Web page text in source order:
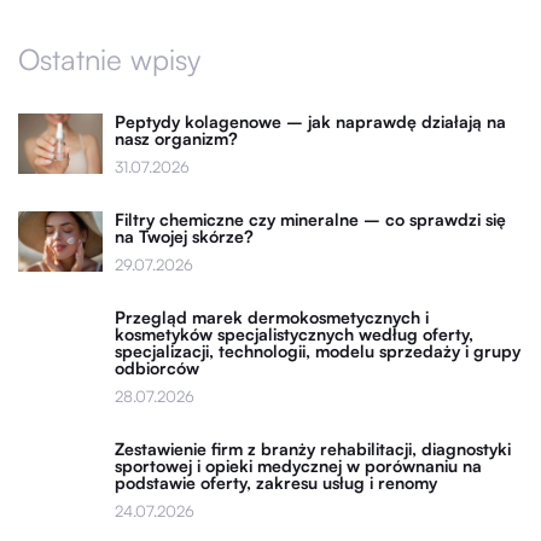
Ostatnie wpisy
Peptydy kolagenowe – jak naprawdę działają na
nasz organizm?
31.07.2026
Filtry chemiczne czy mineralne – co sprawdzi się
na Twojej skórze?
29.07.2026
Przegląd marek dermokosmetycznych i
kosmetyków specjalistycznych według oferty,
specjalizacji, technologii, modelu sprzedaży i grupy
odbiorców
28.07.2026
Zestawienie firm z branży rehabilitacji, diagnostyki
sportowej i opieki medycznej w porównaniu na
podstawie oferty, zakresu usług i renomy
24.07.2026